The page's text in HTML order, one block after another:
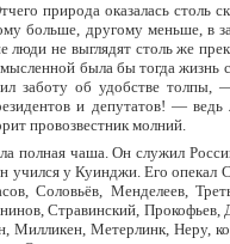
природа оказалась столь
больше, другому меньше, в
люди не выглядят столь же
была бы тогда
заботу об удобстве толпы,
и депутатов! —
провозвестник молний.
полная чаша. Он служил
учился у Куинджи. Его
Соловьёв, Менделеев,
Стравинский, Прокофьев,
Милликен, Метерлинк, Неру,